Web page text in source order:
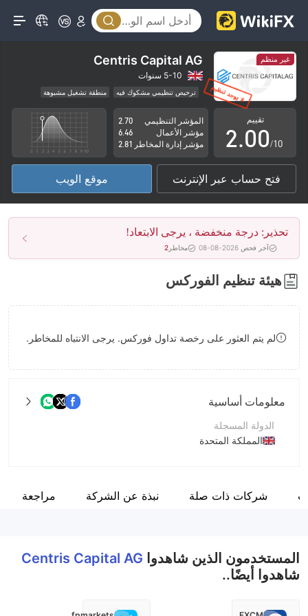
غير منظم Centris Capital AG
5-10 سنوات
ترخيص تنظيمي مشكوك فيه
منطقة تشغيل مشبوهة
مخاطر عالية
تقييم
0
1
2
3
4
5
6
7
8
9
.0
1
2
3
4
5
6
7
0
1
2
3
4
5
6
7
/10
المؤشر التنظيمي
2.70
مؤشر الأعمال
6.46
مؤشر إدارة المخاطر 2.81
فتح حساب عبر الإنترنت موقع الويب
تحذير: درجة منخفضة ، يرجى الابتعاد!
آخر فحص 2026-08-08 مخاطر 2
هيئة تنظيم الفوركس
لم يتم العثور على رخصة تداول فوركس. يرجى الانتباه للمخاطر.
معلومات أساسية
الدولة المسجلة
المملكة المتحدة
اسم الشركة
شركات ذات صلة نبذة عن الشركة مراجعة
المستخدمون الذين شاهدوا Centris Capital AG
شاهدوا أيضًا..